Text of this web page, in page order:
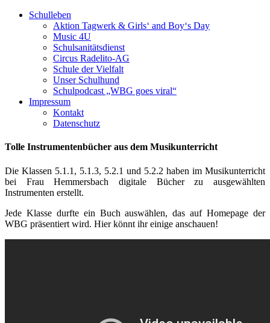
Schulleben
Aktion Tagwerk & Girls‘ and Boy‘s Day
Music 4U
Schulsanitätsdienst
Circus Radelito-AG
Schule der Vielfalt
Unser Schulhund
Schulpodcast „WBG goes viral“
Impressum
Kontakt
Datenschutz
Tolle Instrumentenbücher aus dem Musikunterricht
Die Klassen 5.1.1, 5.1.3, 5.2.1 und 5.2.2 haben im Musikunterricht
bei Frau Hemmersbach digitale Bücher zu ausgewählten
Instrumenten erstellt.
Jede Klasse durfte ein Buch auswählen, das auf Homepage der
WBG präsentiert wird. Hier könnt ihr einige anschauen!